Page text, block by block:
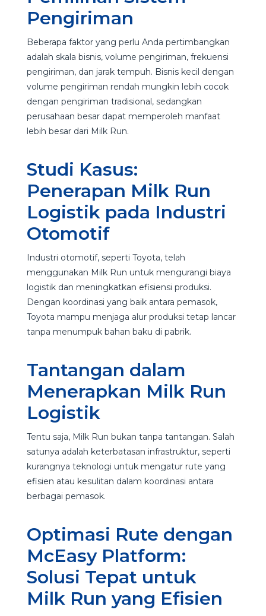
Pengiriman
Beberapa faktor yang perlu Anda pertimbangkan
adalah skala bisnis, volume pengiriman, frekuensi
pengiriman, dan jarak tempuh. Bisnis kecil dengan
volume pengiriman rendah mungkin lebih cocok
dengan pengiriman tradisional, sedangkan
perusahaan besar dapat memperoleh manfaat
lebih besar dari Milk Run.
Studi Kasus:
Penerapan Milk Run
Logistik pada Industri
Otomotif
Industri otomotif, seperti Toyota, telah
menggunakan Milk Run untuk mengurangi biaya
logistik dan meningkatkan efisiensi produksi.
Dengan koordinasi yang baik antara pemasok,
Toyota mampu menjaga alur produksi tetap lancar
tanpa menumpuk bahan baku di pabrik.
Tantangan dalam
Menerapkan Milk Run
Logistik
Tentu saja, Milk Run bukan tanpa tantangan. Salah
satunya adalah keterbatasan infrastruktur, seperti
kurangnya teknologi untuk mengatur rute yang
efisien atau kesulitan dalam koordinasi antara
berbagai pemasok.
Optimasi Rute dengan
McEasy Platform:
Solusi Tepat untuk
Milk Run yang Efisien